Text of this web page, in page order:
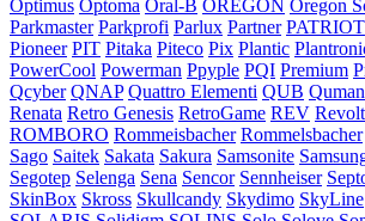
Optimus Optoma Oral-B OREGON Oregon
Parkmaster Parkprofi Parlux Partner PATRIOT
Pioneer PIT Pitaka Piteco Pix Plantic
PowerCool Powerman Ppyple PQI Premium
Qcyber QNAP Quattro Elementi QUB
Renata Retro Genesis RetroGame REV
ROMBORO Rommeisbacher Rommelsbacher
Sago Saitek Sakata Sakura Samsonite
Segotep Selenga Sena Sencor Sennheiser
SkinBox Skross Skullcandy Skydimo SkyLine